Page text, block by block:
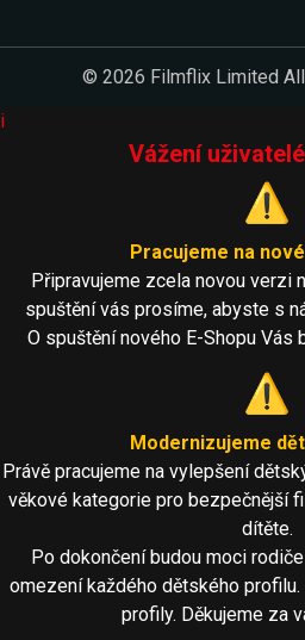
© 2026 Filmflix Limited
i
Vážení
⚠️
Pracujeme na
Připravujeme zcela novou verzi
spuštění vás prosíme, abyste s
O spuštění nového E-Shopu Vás
⚠️
Modernizujeme
Právě pracujeme na vylepšení
věkové kategorie pro bezpečnější
dítěte.
Po dokončení budou moci
omezení každého dětského
profily. Děkujeme za